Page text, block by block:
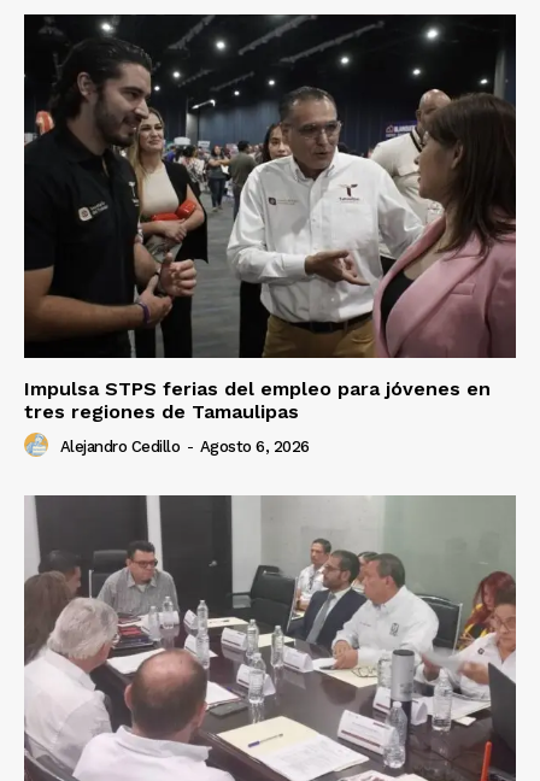
Impulsa STPS ferias del empleo para jóvenes en
tres regiones de Tamaulipas
Alejandro Cedillo - Agosto 6, 2026